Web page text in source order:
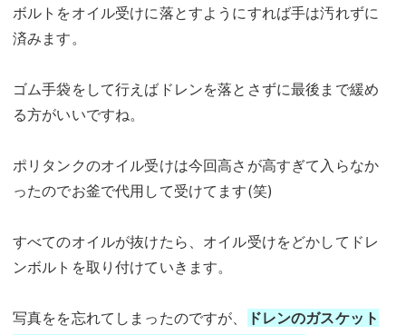
ボルトをオイル受けに落とすようにすれば手は汚れずに
済みます。
ゴム手袋をして行えばドレンを落とさずに最後まで緩め
る方がいいですね。
ポリタンクのオイル受けは今回高さが高すぎて入らなか
ったのでお釜で代用して受けてます(笑)
すべてのオイルが抜けたら、オイル受けをどかしてドレ
ンボルトを取り付けていきます。
写真をを忘れてしまったのですが、
ドレンのガスケット